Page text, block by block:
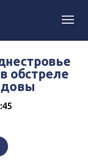
обстреле